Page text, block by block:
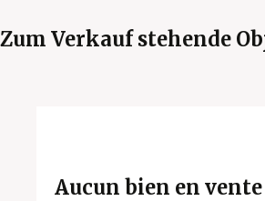
Zum Verkauf stehende
Aucun bien en vente